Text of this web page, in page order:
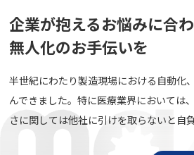
企業が抱えるお悩みに合わ
無人化のお手伝いを
半世紀にわたり製造現場における自動化
んできました。特に医療業界においては
さに関しては他社に引けを取らないと自